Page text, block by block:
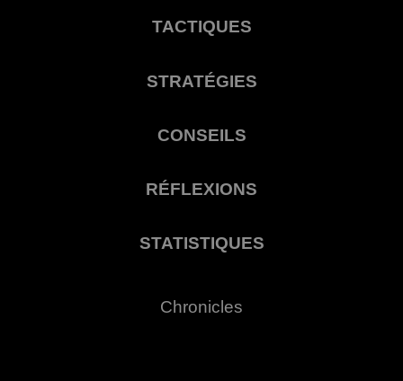
TACTIQUES
STRATÉGIES
CONSEILS
RÉFLEXIONS
STATISTIQUES
Chronicles